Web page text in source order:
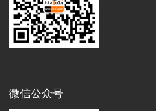
微信公众号